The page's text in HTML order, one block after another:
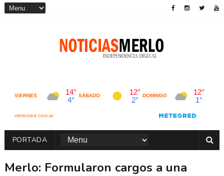
PORTADA
Merlo: Formularon cargos a una